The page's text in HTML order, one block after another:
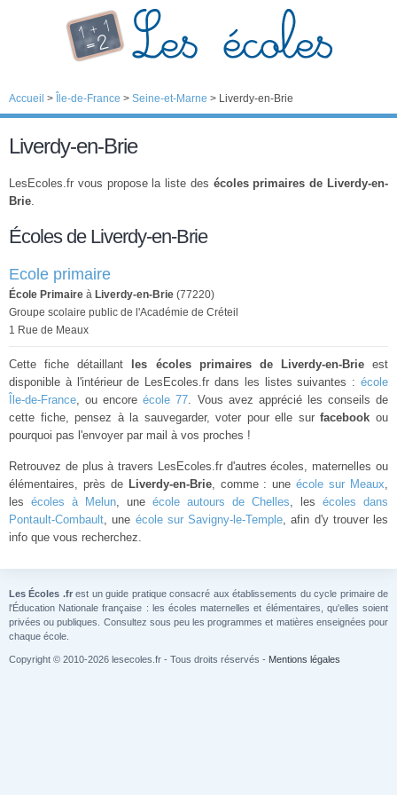
Accueil > Île-de-France > Seine-et-Marne > Liverdy-en-Brie
Liverdy-en-Brie
LesEcoles.fr vous propose la liste des écoles primaires de Liverdy-en-
Brie.
Écoles de Liverdy-en-Brie
Ecole primaire
École Primaire à Liverdy-en-Brie (77220)
Groupe scolaire public de l'Académie de Créteil
1 Rue de Meaux
Cette fiche détaillant les écoles primaires de Liverdy-en-Brieest
disponible à l'intérieur de LesEcoles.fr dans les listes suivantes : école
Île-de-France, ou encoreécole 77. Vous avez apprécié les conseils de
cette fiche, pensez à la sauvegarder, voter pour elle surfacebook ou
pourquoi pas l'envoyer par mail à vos proches !
Retrouvez de plus à travers LesEcoles.fr d'autres écoles, maternelles ou
élémentaires, près de Liverdy-en-Brie, comme : uneécole sur Meaux,
les écoles à Melun, une école autours de Chelles, les écoles dans
Pontault-Combault, une école sur Savigny-le-Temple, afin d'y trouver les
info que vous recherchez.
Les Écoles .frest un guide pratique consacré aux établissements du cycle primaire de
l'Éducation Nationale française : les écoles maternelles et élémentaires, qu'elles soient
privées ou publiques. Consultez sous peu les programmes et matières enseignées pour
chaque école.
Copyright © 2010-2026 lesecoles.fr - Tous droits réservés - Mentions légales